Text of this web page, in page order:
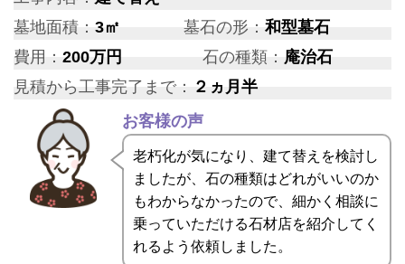
墓地面積： 3㎡ 墓石の形：和型墓石
費用： 200万円 石の種類： 庵治石
見積から工事完了まで： ２ヵ月半
お客様の声
老朽化が気になり、建て替えを検討し
ましたが、石の種類はどれがいいのか
もわからなかったので、細かく相談に
乗っていただける石材店を紹介してく
れるよう依頼しました。